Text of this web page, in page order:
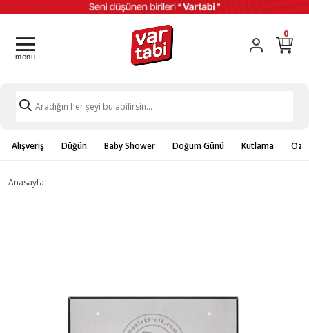
0
Alışveriş Düğün Baby Shower Doğum Günü Kutlama
Anasayfa